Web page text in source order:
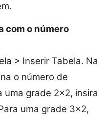
com o número
> Inserir Tabela. Na
o número de
uma grade 2×2, insira
uma grade 3×2,